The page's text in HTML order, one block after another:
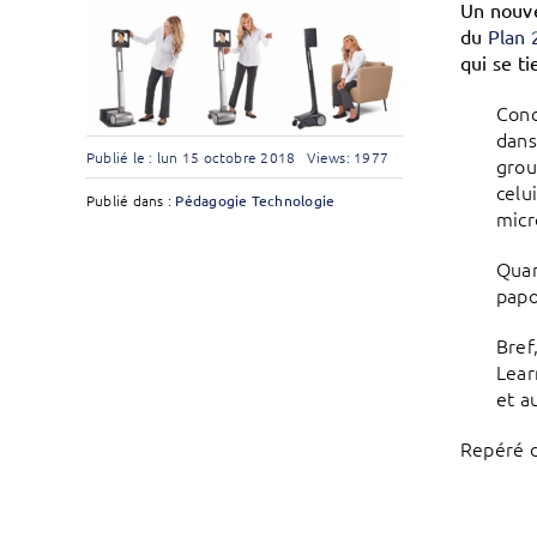
Publié le : lun 15 octobre 2018 Views: 1977
Publié dans : Pédagogie Technologie
Un
du Plan
qui se
et
Repéré